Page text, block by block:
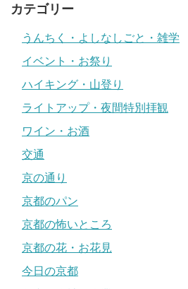
カテゴリー
うんちく・よしなしごと・雑学
イベント・お祭り
ハイキング・山登り
ライトアップ・夜間特別拝観
ワイン・お酒
交通
京の通り
京都のパン
京都の怖いところ
京都の花・お花見
今日の京都